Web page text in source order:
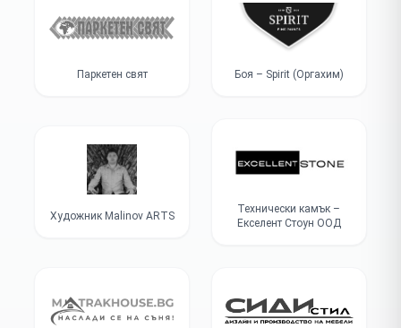
Паркетен свят Боя – Spirit (Оргахим)
Художник Malinov ARTS
Технически камък –
Екселент Стоун ООД